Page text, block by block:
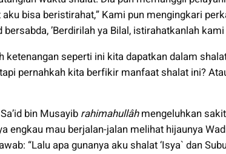
bisa beristirahat,” Kami pun mengingkari
’Berdirilah ya Bilal, istirahatkanlah kami
seperti ini kita dapatkan dalam
pernahkah kita berfikir manfaat shalat ini?
bin Musayib rahimahullâhmengeluhkan
engkau mau berjalan-jalan melihat hijaunya
“Lalu apa gunanya aku shalat ‘Isya` dan